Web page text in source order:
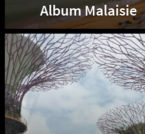
Album Malaisie
Album
Singapour